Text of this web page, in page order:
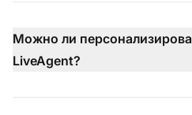
Можно ли
LiveAgent?